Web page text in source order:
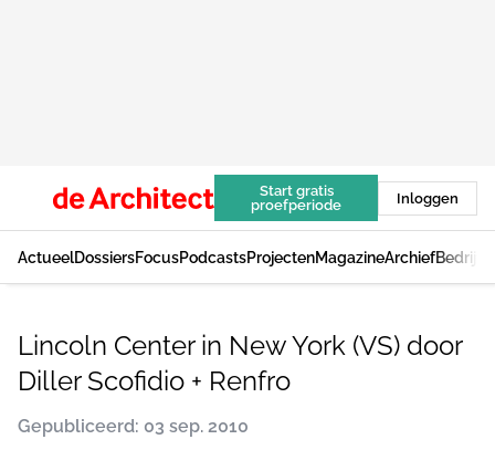
Start gratis
proefperiode
Inloggen
ActueelDossiersFocusPodcastsProjectenMagazineArchief
Lincoln Center in New York (VS) door
Diller Scofidio + Renfro
Gepubliceerd: 03 sep. 2010